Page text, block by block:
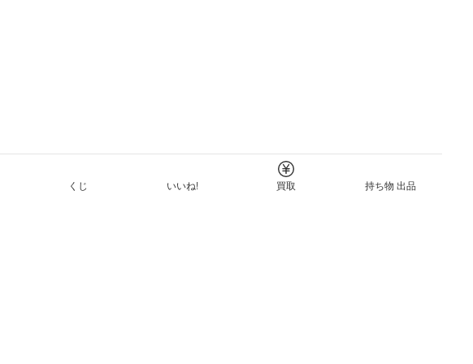
くじ いいね! 買取 持ち物 出品